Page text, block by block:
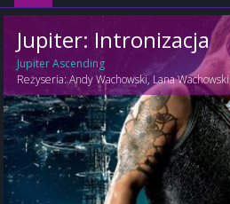
Jupiter: Intronizacja
Jupiter Ascending
Reżyseria:Andy Wachowski,Lana Wachowski